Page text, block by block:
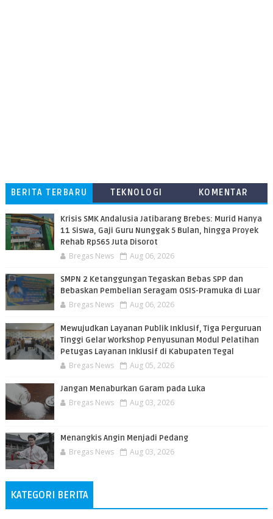
BERITA TERBARU TEKNOLOGI
KOMENTAR
Krisis SMK Andalusia Jatibarang Brebes: Murid Hanya
11 Siswa, Gaji Guru Nunggak 5 Bulan, hingga Proyek
Rehab Rp565 Juta Disorot
Bregas News Aug 06, 2026
SMPN 2 Ketanggungan Tegaskan Bebas SPP dan
Bebaskan Pembelian Seragam OSIS-Pramuka di Luar
Bregas News Aug 06, 2026
​Mewujudkan Layanan Publik Inklusif, Tiga Perguruan
Tinggi Gelar Workshop Penyusunan Modul Pelatihan
Petugas Layanan Inklusif di Kabupaten Tegal
Bregas News Aug 05, 2026
Jangan Menaburkan Garam pada Luka
Bregas News Aug 03, 2026
Menangkis Angin Menjadi Pedang
Bregas News Aug 03, 2026
KATEGORI BERITA